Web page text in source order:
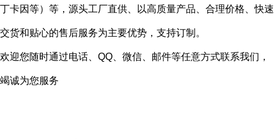
丁卡因等）等，源头工厂直供、以高质量产品、合理价格、快速
交货和贴心的售后服务为主要优势，支持订制。
欢迎您随时通过电话、QQ、微信、邮件等任意方式联系我们，
竭诚为您服务